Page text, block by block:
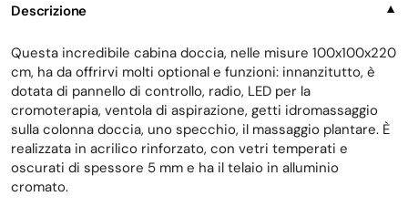
Descrizione ▼
Questa incredibile cabina doccia, nelle misure 100x100x220
cm, ha da offrirvi molti optional e funzioni: innanzitutto, è
dotata di pannello di controllo, radio, LED per la
cromoterapia, ventola di aspirazione, getti idromassaggio
sulla colonna doccia, uno specchio, il massaggio plantare. È
realizzata in acrilico rinforzato, con vetri temperati e
oscurati di spessore 5 mm e ha il telaio in alluminio
cromato.